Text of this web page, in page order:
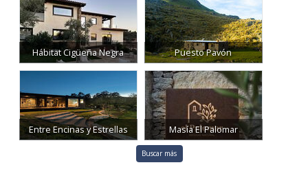
12:1805 August 2026
ESPECIAL | El eclipse ya está aquí: todo lo que necesitas
para vivir el 12 de agosto
08:1308 August 2026
Interior moviliza 33.600 agentes para el gran dispositivo del